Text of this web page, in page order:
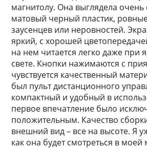
магнитолу. Она выглядела очень
матовый черный пластик,
заусенцев или неровностей.
яркий, с хорошей
на нем читается легко даже при
свете. Кнопки нажимаются с
чувствуется качественный
был пульт дистанционного
компактный и удобный в
первое впечатление было
положительным. Качество
внешний вид – все на высоте. Я
как она будет смотреться в